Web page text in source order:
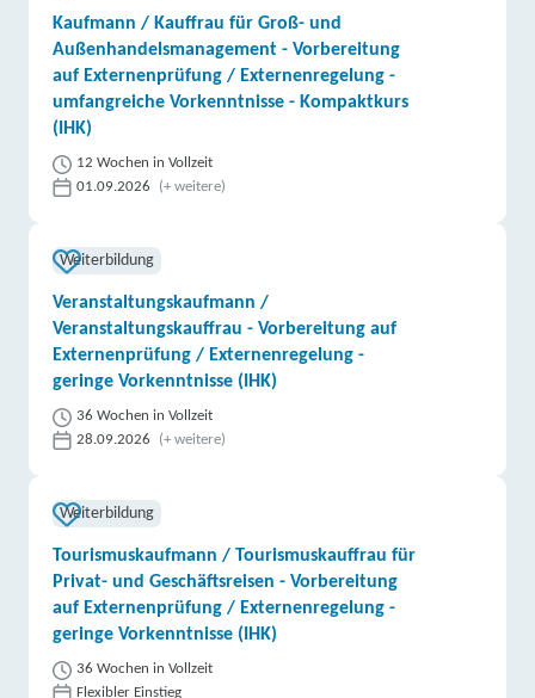
Kaufmann / Kauffrau für Groß- und
Außenhandelsmanagement - Vorbereitung
auf Externenprüfung / Externenregelung -
umfangreiche Vorkenntnisse - Kompaktkurs
(IHK)
12 Wochen in Vollzeit
01.09.2026
(+ weitere)
Weiterbildung
Veranstaltungskaufmann /
Veranstaltungskauffrau - Vorbereitung auf
Externenprüfung / Externenregelung -
geringe Vorkenntnisse (IHK)
36 Wochen in Vollzeit
28.09.2026
(+ weitere)
Weiterbildung
Tourismuskaufmann / Tourismuskauffrau für
Privat- und Geschäftsreisen - Vorbereitung
auf Externenprüfung / Externenregelung -
geringe Vorkenntnisse (IHK)
36 Wochen in Vollzeit
Flexibler Einstieg